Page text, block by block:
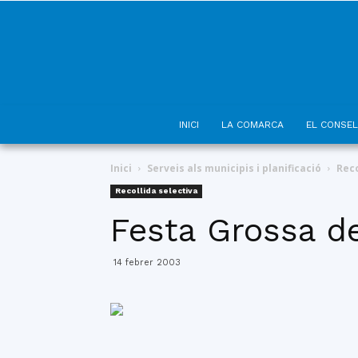
INICI LA COMARCA EL
Inici Serveis als municipis i planificació
Recollida selectiva
Festa Grossa
14 febrer 2003